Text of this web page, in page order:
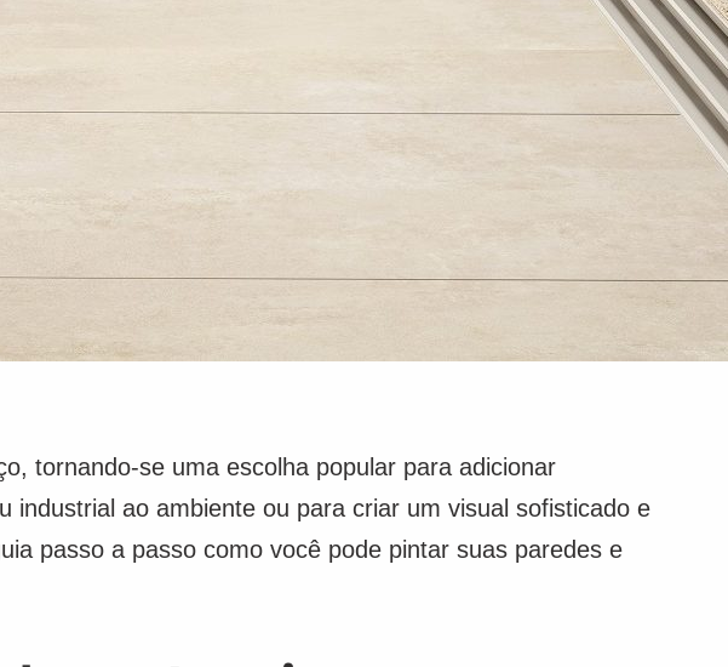
tornando-se uma escolha popular para adicionar
ao ambiente ou para criar um visual sofisticado e
passo a passo como você pode pintar suas paredes e